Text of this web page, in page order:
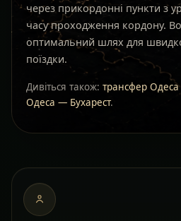
через прикордонні пункти з
часу проходження кордону.
оптимальний шлях для
поїздки.
Дивіться також: трансфер
Одеса — Бухарест.